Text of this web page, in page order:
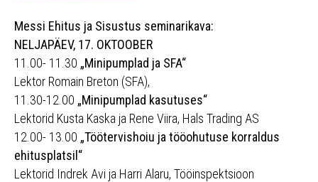
Messi Ehitus ja Sisustus seminarikava:
NELJAPÄEV, 17. OKTOOBER
11.00- 11.30 „Minipumplad ja SFA“
Lektor Romain Breton (SFA),
11.30-12.00 „Minipumplad kasutuses“
Lektorid Kusta Kaska ja Rene Viira, Hals Trading AS
12.00- 13.00 „Töötervishoiu ja tööohutuse korraldus
ehitusplatsil“
Lektorid Indrek Avi ja Harri Alaru, Tööinspektsioon